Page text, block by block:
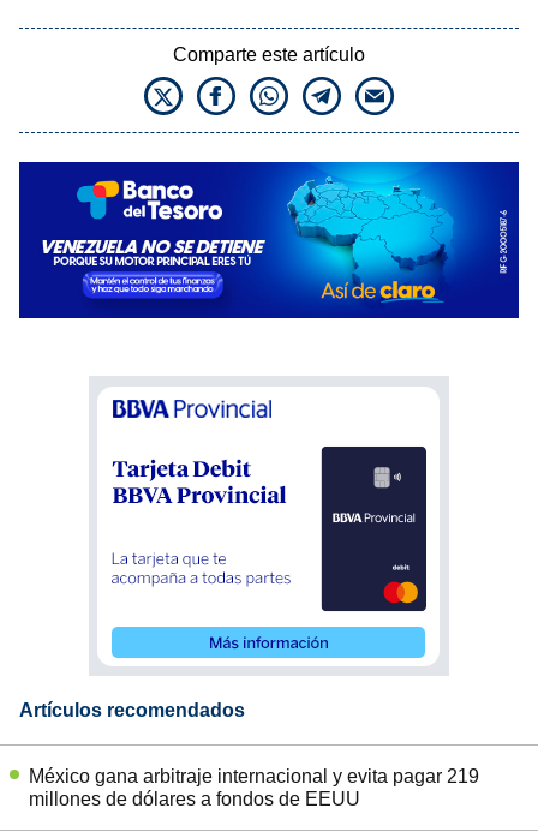
Comparte este artículo
Artículos recomendados
México gana arbitraje internacional y evita pagar 219
millones de dólares a fondos de EEUU